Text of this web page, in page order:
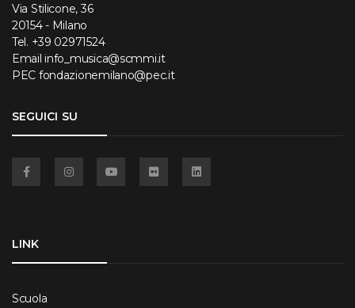
Via Stilicone, 36
20154 - Milano
Tel. +39 02971524
Email info_musica@scmmi.it
PEC fondazionemilano@pec.it
SEGUICI SU
LINK
Scuola